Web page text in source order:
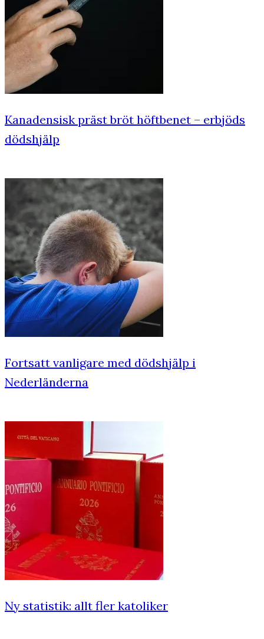
Kanadensisk präst bröt höftbenet – erbjöds
dödshjälp
Fortsatt vanligare med dödshjälp i
Nederländerna
Ny statistik: allt fler katoliker